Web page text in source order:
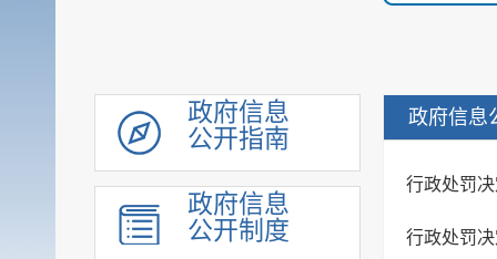
政府信息
公开指南
政府信息
公开制度
机构职能
公示公告
会议公开
政府信息
行政处罚
行政处罚